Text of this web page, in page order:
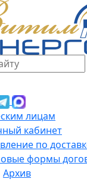
лицам
кабинет
по
формы
Архив